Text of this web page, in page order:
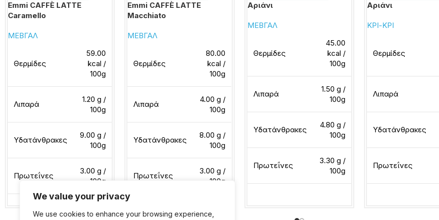
We value your privacy
We use cookies to enhance your browsing experience,
Emmi CAFFÈ LATTE
Caramello
ΜΕΒΓΑΛ
Θερμίδες
59.00
kcal /
100g
Λιπαρά
1.20 g /
100g
Υδατάνθρακες
9.00 g /
100g
Πρωτεΐνες
3.00 g /
100g
Emmi CAFFÈ LATTE
Macchiato
ΜΕΒΓΑΛ
Θερμίδες
80.00
kcal /
100g
Λιπαρά
4.00 g /
100g
Υδατάνθρακες
8.00 g /
100g
Πρωτεΐνες
3.00 g /
100g
Αριάνι
ΜΕΒΓΑΛ
Θερμίδες
45.00
kcal /
100g
Λιπαρά
1.50 g /
100g
Υδατάνθρακες
4.80 g /
100g
Πρωτεΐνες
3.30 g /
100g
Αριάνι
ΚΡΙ-ΚΡΙ
Θερμίδες
Λιπαρά
Υδατάνθρακες
Πρωτεΐνες